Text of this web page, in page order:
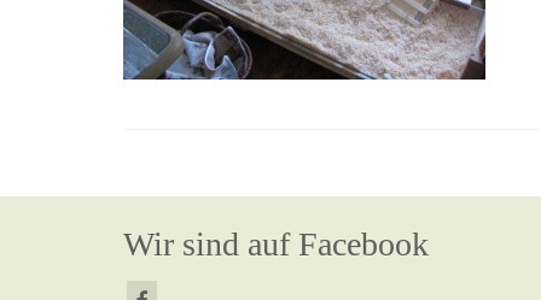
Wir sind auf Facebook